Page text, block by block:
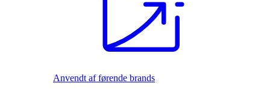
Anvendt af førende brands